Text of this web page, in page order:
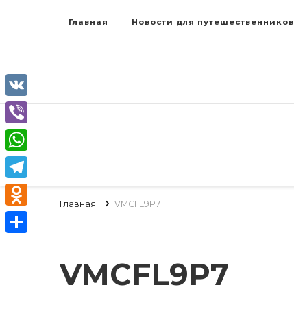
Главная Новости для путешественников
Главная VMCFL9P7
VMCFL9P7
VK
Viber
WhatsApp
Telegram
Odnoklassniki